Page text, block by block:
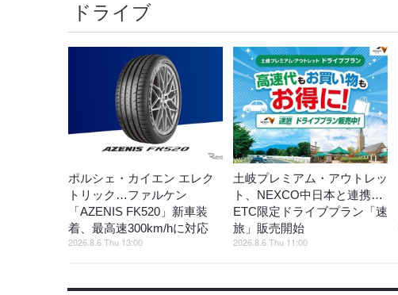
ドライブ
ポルシェ・カイエン エレク
トリック…ファルケン
「AZENIS FK520」新車装
着、最高速300km/hに対応
2026.8.6 Thu 13:00
土岐プレミアム・アウトレッ
ト、NEXCO中日本と連携…
ETC限定ドライブプラン「速
旅」販売開始
2026.8.6 Thu 11:00